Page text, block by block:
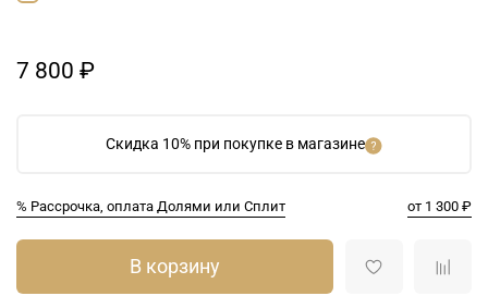
Скидка 10% при покупке в магазине
% Рассрочка, оплата Долями или Сплит от 1 300 ₽
7 800 ₽
В корзину